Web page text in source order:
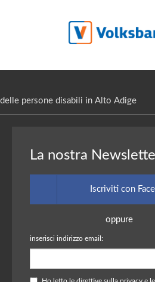
persone disabili in Alto Adige
La nostra
Iscriviti con
oppure
inserisci indirizzo email: